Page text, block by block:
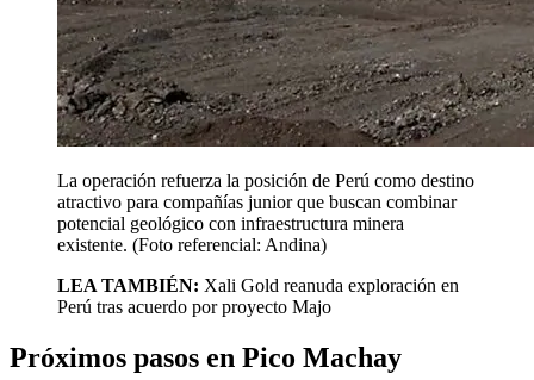
La operación refuerza la posición de Perú como destino
atractivo para compañías junior que buscan combinar
potencial geológico con infraestructura minera
existente. (Foto referencial: Andina)
LEA TAMBIÉN: Xali Gold reanuda exploración en
Perú tras acuerdo por proyecto Majo
Próximos pasos en Pico Machay